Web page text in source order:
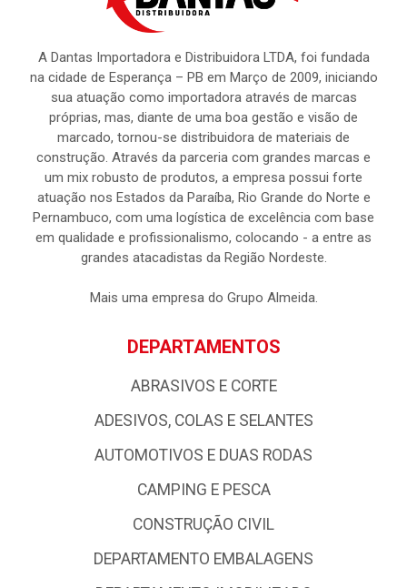
A Dantas Importadora e Distribuidora LTDA, foi fundada
na cidade de Esperança – PB em Março de 2009, iniciando
sua atuação como importadora através de marcas
próprias, mas, diante de uma boa gestão e visão de
marcado, tornou-se distribuidora de materiais de
construção. Através da parceria com grandes marcas e
um mix robusto de produtos, a empresa possui forte
atuação nos Estados da Paraíba, Rio Grande do Norte e
Pernambuco, com uma logística de excelência com base
em qualidade e profissionalismo, colocando - a entre as
grandes atacadistas da Região Nordeste.
Mais uma empresa do Grupo Almeida.
DEPARTAMENTOS
ABRASIVOS E CORTE
ADESIVOS, COLAS E SELANTES
AUTOMOTIVOS E DUAS RODAS
CAMPING E PESCA
CONSTRUÇÃO CIVIL
DEPARTAMENTO EMBALAGENS